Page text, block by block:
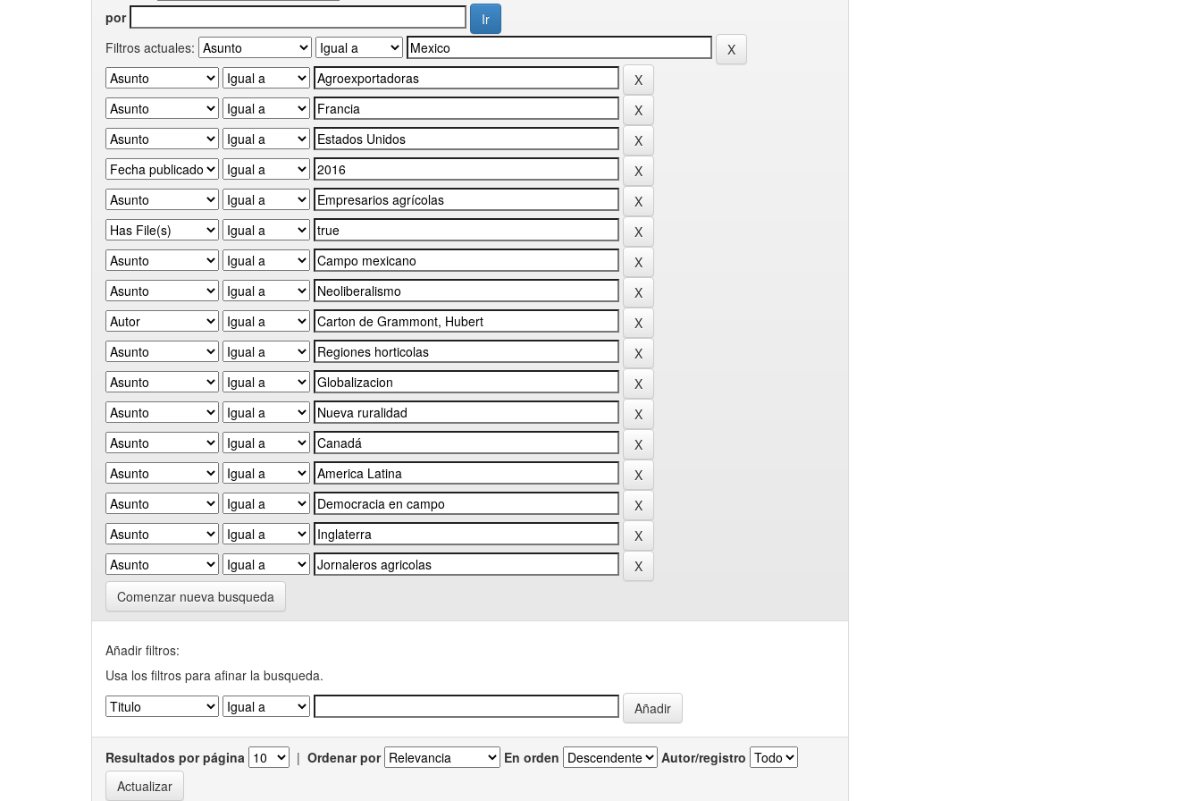
por
Filtros actuales:
Comenzar nueva busqueda
Añadir filtros:
Usa los filtros para afinar la busqueda.
Resultados por página | Ordenar por En orden Autor/registro